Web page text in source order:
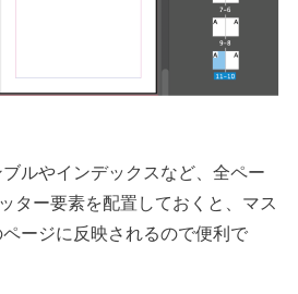
ルやインデックスなど、全ペー
ター要素を配置しておくと、マス
ージに反映されるので便利で